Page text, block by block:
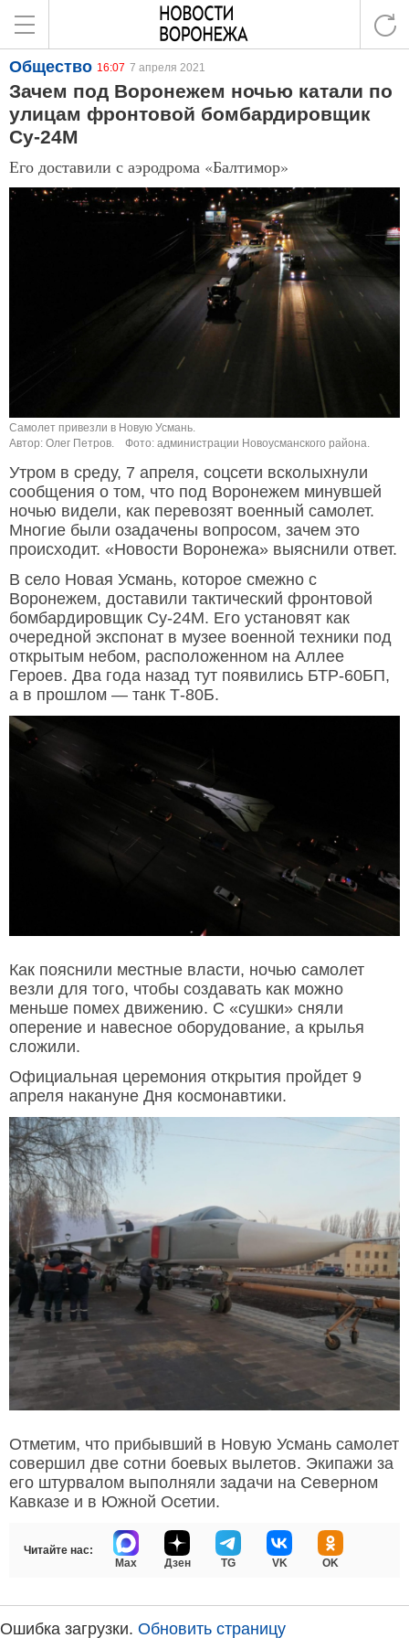
Общество 16:07 7 апреля 2021
Зачем под Воронежем ночью катали по
улицам фронтовой бомбардировщик
Су-24М
Его доставили с аэродрома «Балтимор»
Самолет привезли в Новую Усмань.
Автор: Олег Петров.
Фото: администрации Новоусманского района.
Утром в среду, 7 апреля, соцсети всколыхнули
сообщения о том, что под Воронежем минувшей
ночью видели, как перевозят военный самолет.
Многие были озадачены вопросом, зачем это
происходит. «Новости Воронежа» выяснили ответ.
В село Новая Усмань, которое смежно с
Воронежем, доставили тактический фронтовой
бомбардировщик Су-24М. Его установят как
очередной экспонат в музее военной техники под
открытым небом, расположенном на Аллее
Героев. Два года назад тут появились БТР-60БП,
а в прошлом — танк Т-80Б.
Как пояснили местные власти, ночью самолет
везли для того, чтобы создавать как можно
меньше помех движению. С «сушки» сняли
оперение и навесное оборудование, а крылья
сложили.
Официальная церемония открытия пройдет 9
апреля накануне Дня космонавтики.
Отметим, что прибывший в Новую Усмань самолет
совершил две сотни боевых вылетов. Экипажи за
его штурвалом выполняли задачи на Северном
Кавказе и в Южной Осетии.
Читайте нас:
Max
Дзен TG VK OK
Ошибка загрузки. Обновить страницу